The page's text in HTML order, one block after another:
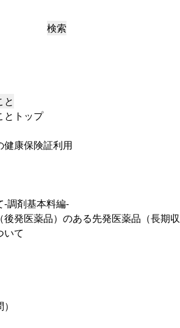
検索
と
とトップ
健康保険証利用
-調剤基本料編-
後発医薬品）のある先発医薬品（長期収
いて